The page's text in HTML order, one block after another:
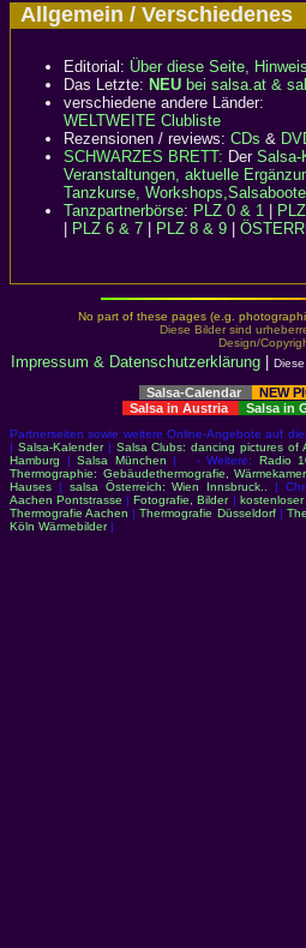
Allgemein / Verschiedenes
Editorial: Über diese Seite,
Das Letzte: NEU bei salsa.at &
verschiedene andere Länder:
WELTWEITE Clubliste
Rezensionen / reviews: CDs &
SCHWARZES BRETT: Der Salsa-
Veranstaltungen, aktuelle
Tanzkurse,
Tanzpartnerbörse: PLZ 0 & 1
PLZ 6 & 7 PLZ 8 & 9
No part of these pages (e.g.
Diese Bilder sind
Design/
Impressum & Datenschutzerklärung|
Salsa-Calendar NEW
Salsa in Austria
Salsa in
Partnerseiten sowie weitere Online-Angebote auf
| Salsa-Kalender| Salsa Clubs: dancing pictures of
Hamburg |Salsa München | - Weitere: Radio
Thermographie: Gebäudethermografie,
Hauses | salsa Österreich: Wien Innsbruck.. |
Aachen Pontstrasse |Fotografie, Bilder|
Thermografie Aachen |Thermografie Düsseldorf|
Köln Wärmebilder|